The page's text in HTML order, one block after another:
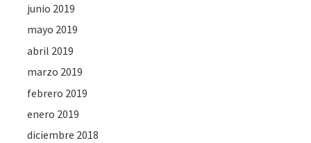
junio 2019
mayo 2019
abril 2019
marzo 2019
febrero 2019
enero 2019
diciembre 2018